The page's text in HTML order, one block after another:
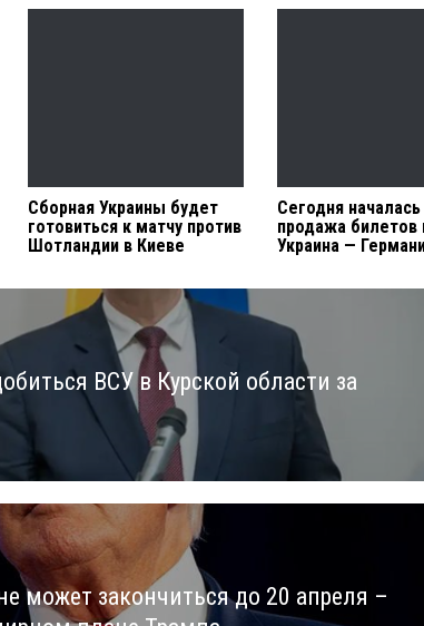
Сборная Украины будет
готовиться к матчу против
Шотландии в Киеве
Сегодня началась
продажа билетов
Украина —
ВСУ в Курской области за
может закончиться до 20 апреля –